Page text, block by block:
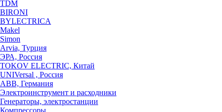
TDM
BIRONI
BYLECTRICA
Makel
Simon
Arvia, Турция
ЭРА, Россия
TOKOV ELECTRIC, Китай
UNIVersal , Россия
ABB, Германия
Электроинструмент и расходники
Генераторы, электростанции
Компрессоры